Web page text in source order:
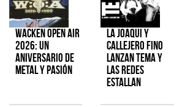
Wacken Open Air
2026: Un
aniversario de
metal y pasión
La Joaqui y
Callejero Fino
lanzan tema y
las redes
estallan